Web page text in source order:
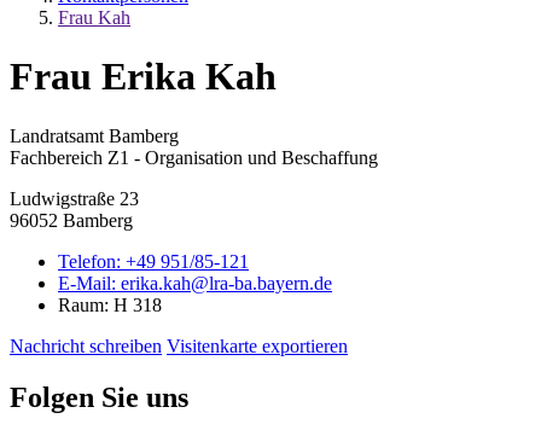
Frau Kah
Frau Erika Kah
Landratsamt Bamberg
Fachbereich Z1 - Organisation und Beschaffung
Ludwigstraße 23
96052 Bamberg
Telefon: +49 951/85-121
E-Mail: erika.kah@lra-ba.bayern.de
Raum: H 318
Nachricht schreiben Visitenkarte exportieren
Folgen Sie uns